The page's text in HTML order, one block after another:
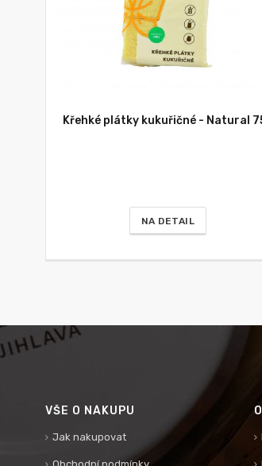
Křehké plátky kukuřičné - Natural
NA DETAIL
VŠE O NÁKUPU
Jak nakupovat